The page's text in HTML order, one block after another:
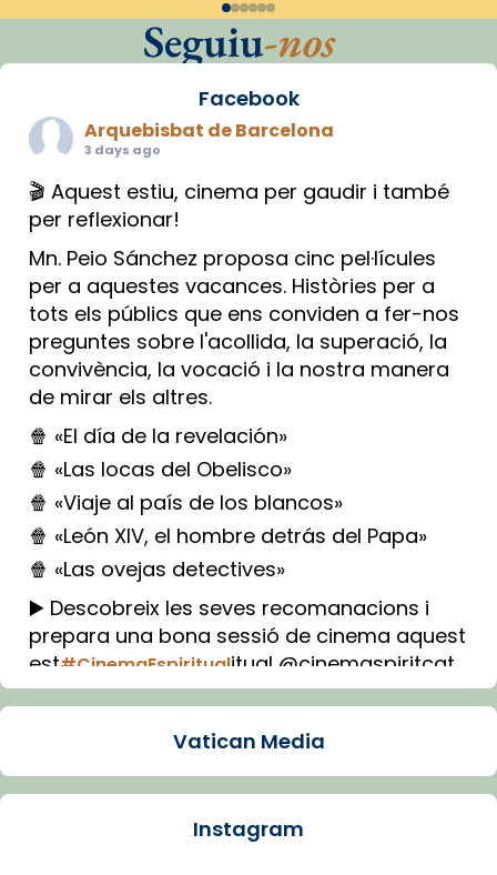
Seguiu-nos
Facebook
Arquebisbat de Barcelona
3 days ago
🎬 Aquest estiu, cinema per gaudir i també
per reflexionar!
Mn. Peio Sánchez proposa cinc pel·lícules
per a aquestes vacances. Històries per a
tots els públics que ens conviden a fer-nos
preguntes sobre l'acollida, la superació, la
convivència, la vocació i la nostra manera
de mirar els altres.
🍿 «El día de la revelación»
🍿 «Las locas del Obelisco»
🍿 «Viaje al país de los blancos»
🍿 «León XIV, el hombre detrás del Papa»
🍿 «Las ovejas detectives»
▶️ Descobreix les seves recomanacions i
prepara una bona sessió de cinema aquest
est#CinemaEspiritualitual @cinemaspiritcat
Imatge: Generada amb IA (OpenAI)
Arquebisbat de Barcelona
Vatican Media
Instagram